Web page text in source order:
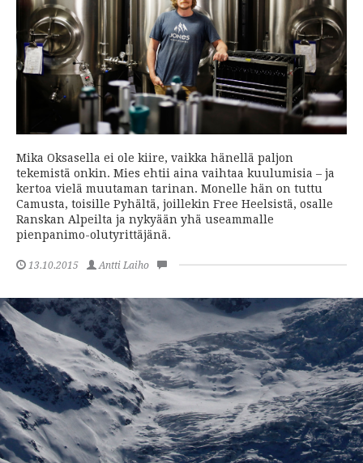
Mika Oksasella ei ole kiire, vaikka hänellä paljon
tekemistä onkin. Mies ehtii aina vaihtaa kuulumisia – ja
kertoa vielä muutaman tarinan. Monelle hän on tuttu
Camusta, toisille Pyhältä, joillekin Free Heelsistä, osalle
Ranskan Alpeilta ja nykyään yhä useammalle
pienpanimo-olutyrittäjänä.
13.10.2015 Antti Laiho